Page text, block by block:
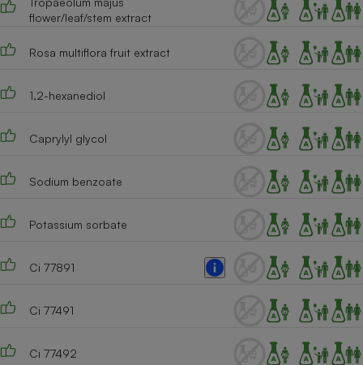
flower/leaf/stem extract
Rosa multiflora fruit extract
1,2-hexanediol
Caprylyl glycol
Sodium benzoate
Potassium sorbate
Ci 77891
Ci 77491
Ci 77492